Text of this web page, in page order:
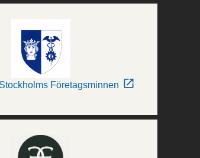
Företagsminnen